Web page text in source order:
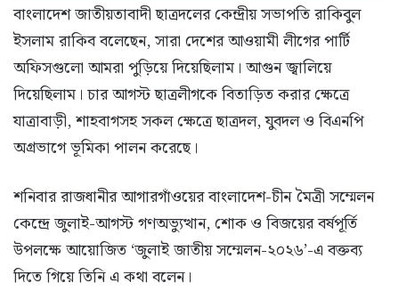
বাংলাদেশ জাতীয়তাবাদী ছাত্রদলের কেন্দ্রীয় সভাপতি রাকিবুল
ইসলাম রাকিব বলেছেন, সারা দেশের আওয়ামী লীগের পার্টি
অফিসগুলো আমরা পুড়িয়ে দিয়েছিলাম। আগুন জ্বালিয়ে
দিয়েছিলাম। চার আগস্ট ছাত্রলীগকে বিতাড়িত করার ক্ষেত্রে
যাত্রাবাড়ী, শাহবাগসহ সকল ক্ষেত্রে ছাত্রদল, যুবদল ও বিএনপি
অগ্রভাগে ভূমিকা পালন করেছে।
শনিবার রাজধানীর আগারগাঁওয়ের বাংলাদেশ-চীন মৈত্রী সম্মেলন
কেন্দ্রে জুলাই-আগস্ট গণঅভ্যুত্থান, শোক ও বিজয়ের বর্ষপূর্তি
উপলক্ষে আয়োজিত ‘জুলাই জাতীয় সম্মেলন-২০২৬’-এ বক্তব্য
দিতে গিয়ে তিনি এ কথা বলেন।